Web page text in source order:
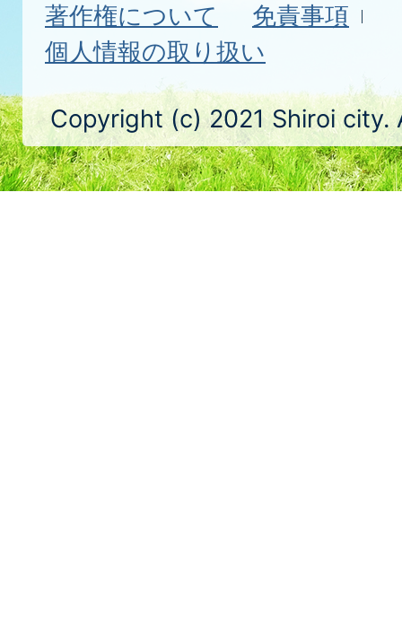
著作権について
免責事項
個人情報の取り扱い
Copyright (c) 2021 Shiroi city.